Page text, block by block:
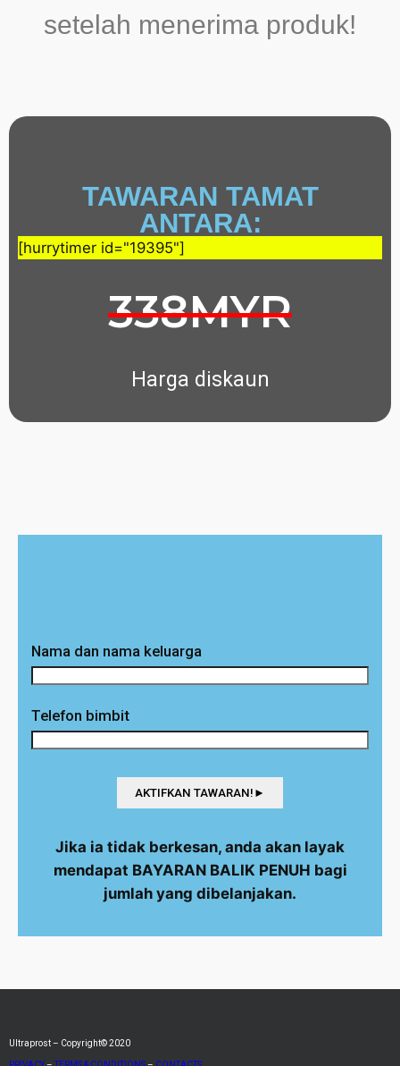
setelah menerima produk!
TAWARAN TAMAT
ANTARA:
[hurrytimer id="19395"]
338MYR
Harga diskaun
Nama dan nama keluarga
Telefon bimbit
Jika ia tidak berkesan, anda akan layak
mendapat BAYARAN BALIK PENUH bagi
jumlah yang dibelanjakan.
Ultraprost – Copyright© 2020